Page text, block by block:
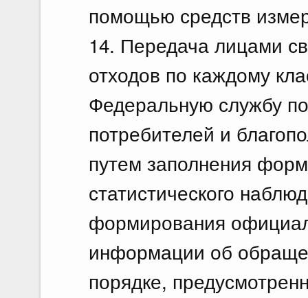
помощью средств
14. Передача лицами
отходов по каждому
Федеральную службу
потребителей и
путем заполнения
статистического
формирования
информации об
порядке,